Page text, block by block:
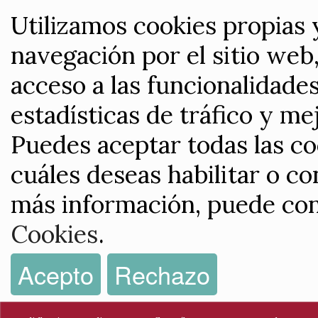
Utilizamos cookies
navegación por el sitio
acceso a las
estadísticas de tráfico y
Puedes aceptar todas las
cuáles deseas habilitar o
más información, puede
Cookies.
Acepto Rechazo